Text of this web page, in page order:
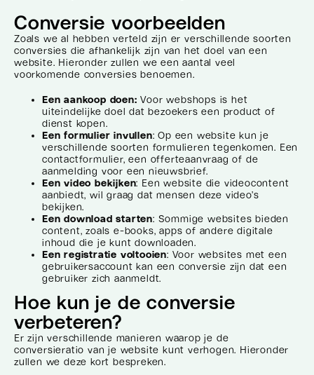
Conversie voorbeelden
Zoals we al hebben verteld zijn er verschillende soorten
conversies die afhankelijk zijn van het doel van een
website. Hieronder zullen we een aantal veel
voorkomende conversies benoemen.
Een aankoop doen: Voor webshops is het
uiteindelijke doel dat bezoekers een product of
dienst kopen.
Een formulier invullen: Op een website kun je
verschillende soorten formulieren tegenkomen. Een
contactformulier, een offerteaanvraag of de
aanmelding voor een nieuwsbrief.
Een video bekijken: Een website die videocontent
aanbiedt, wil graag dat mensen deze video’s
bekijken.
Een download starten: Sommige websites bieden
content, zoals e-books, apps of andere digitale
inhoud die je kunt downloaden.
Een registratie voltooien: Voor websites met een
gebruikersaccount kan een conversie zijn dat een
gebruiker zich aanmeldt.
Hoe kun je de conversie
verbeteren?
Er zijn verschillende manieren waarop je de
conversieratio van je website kunt verhogen. Hieronder
zullen we deze kort bespreken.